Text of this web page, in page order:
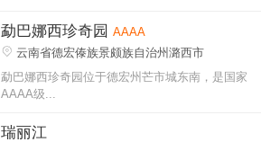
勐巴娜西珍奇园 AAAA
云南省德宏傣族景颇族自治州潞西市
勐巴娜西珍奇园位于德宏州芒市城东南，是国家
AAAA级...
瑞丽江